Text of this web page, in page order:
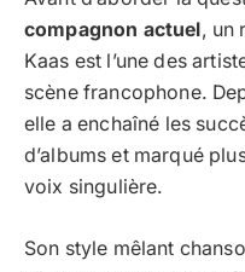
compagnon actuel, un
Kaas est l’une des
scène francophone.
elle a enchaîné les
d’albums et marqué
voix singulière.
Son style mêlant